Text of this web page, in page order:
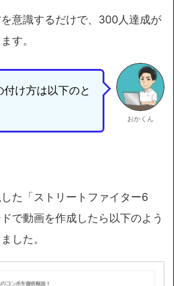
意識するだけで、300人達成が
す。
け方は以下のと
おかくん
た「ストリートファイター6
で動画を作成したら以下のよう
した。